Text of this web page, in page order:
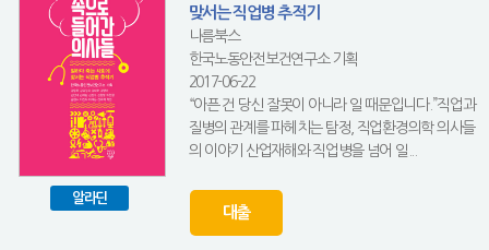
알라딘
맞서는 직업병 추적기
나름북스
한국노동안전보건연구소 기획
2017-06-22
“아픈 건 당신 잘못이 아니라 일 때문입니다.”직업과
질병의 관계를 파헤치는 탐정, 직업환경의학 의사들
의 이야기 산업재해와 직업병을 넘어 일...
대출